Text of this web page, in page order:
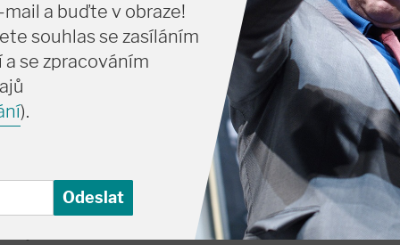
uvedení
To proto, že jeho maminka s tatínkem dlouho nemohli mít
povedlo, tak se nějak stalo, že se narodil sice moc chytrý a
a neroste. Jenže je plný energie, chce pomáhat mamince i
trochu splete. A nakonec se bojí vrátit domů a vydá se do
kamarádem... Nebo že by nakonec tak skvělý nebyl? No
princezna a ta se Palečkovi moc líbí, jenže asi nikdy
a buďte v obraze!
souhlas se zasíláním
se zpracováním
).